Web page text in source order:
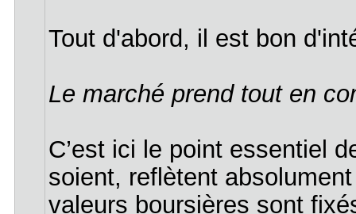
Tout d'abord, il est bon
Le marché prend tout en
C’est ici le point essentiel
soient, reflètent
valeurs boursières sont